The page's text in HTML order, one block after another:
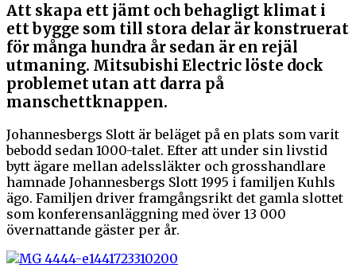
Att skapa ett jämt och behagligt klimat i
ett bygge som till stora delar är konstruerat
för många hundra år sedan är en rejäl
utmaning. Mitsubishi Electric löste dock
problemet utan att darra på
manschettknappen.
Johannesbergs Slott är beläget på en plats som varit
bebodd sedan 1000-talet. Efter att under sin livstid
bytt ägare mellan adelssläkter och grosshandlare
hamnade Johannesbergs Slott 1995 i familjen Kuhls
ägo. Familjen driver framgångsrikt det gamla slottet
som konferensanläggning med över 13 000
övernattande gäster per år.